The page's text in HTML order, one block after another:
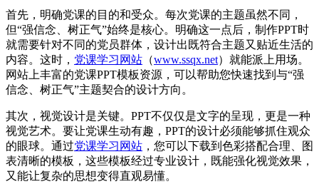
首先，明确党课的目的和受众。每次党课的主题虽然不同，
但“强信念、树正气”始终是核心。明确这一点后，制作PPT时
就需要针对不同的党员群体，设计出既符合主题又贴近生活的
内容。这时， 党课学习网站 （www.ssqx.net）就能派上用场。
网站上丰富的党课PPT模板资源，可以帮助您快速找到与“强
信念、树正气”主题契合的设计方向。
其次，视觉设计是关键。PPT不仅仅是文字的呈现，更是一种
视觉艺术。要让党课生动有趣，PPT的设计必须能够抓住观众
的眼球。通过党课学习网站 ，您可以下载到色彩搭配合理、图
表清晰的模板，这些模板经过专业设计，既能强化视觉效果，
又能让复杂的思想变得直观易懂。